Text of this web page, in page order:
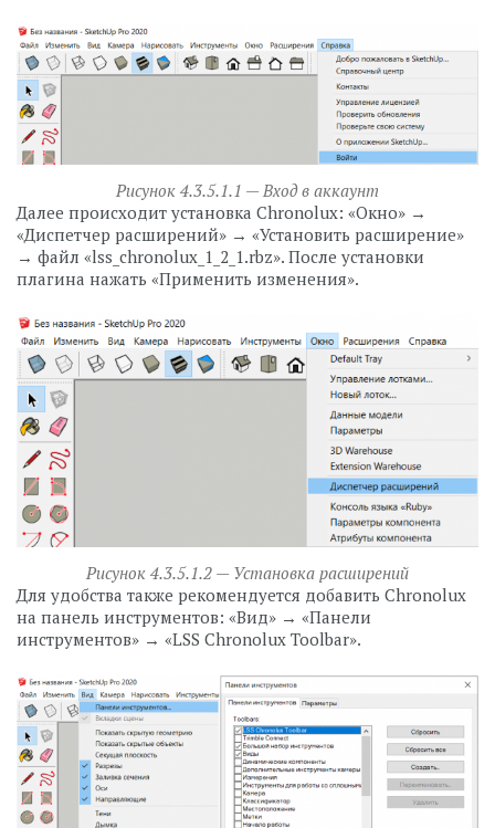
Рисунок 4.3.5.1.1 — Вход в аккаунт
Далее происходит установка Chronolux: «Окно» →
«Диспетчер расширений» → «Установить расширение»
→ файл «lss_chronolux_1_2_1.rbz». После установки
плагина нажать «Применить изменения».
Рисунок 4.3.5.1.2 — Установка расширений
Для удобства также рекомендуется добавить Chronolux
на панель инструментов: «Вид» → «Панели
инструментов» → «LSS Chronolux Toolbar».